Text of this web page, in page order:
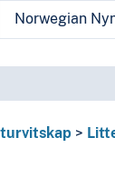
Norwegian
by a